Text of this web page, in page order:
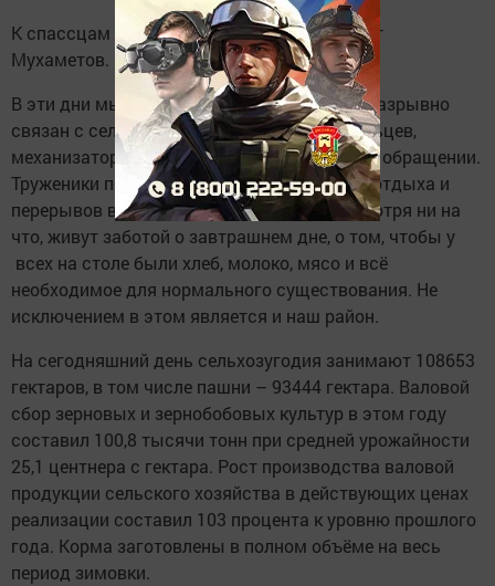
К спассцам обратился глава района Фаргат
Мухаметов.
В эти дни мы чествуем людей, чей труд неразрывно
связан с сельским хозяйством – земледельцев,
механизаторов, животноводов, говорится в обращении.
Труженики полей и ферм никогда не знают отдыха и
перерывов в работе, они круглый год, несмотря ни на
что, живут заботой о завтрашнем дне, о том, чтобы у
всех на столе были хлеб, молоко, мясо и всё
необходимое для нормального существования. Не
исключением в этом является и наш район.
На сегодняшний день сельхозугодия занимают 108653
гектаров, в том числе пашни – 93444 гектара. Валовой
сбор зерновых и зернобобовых культур в этом году
составил 100,8 тысячи тонн при средней урожайности
25,1 центнера с гектара. Рост производства валовой
продукции сельского хозяйства в действующих ценах
реализации составил 103 процента к уровню прошлого
года. Корма заготовлены в полном объёме на весь
период зимовки.